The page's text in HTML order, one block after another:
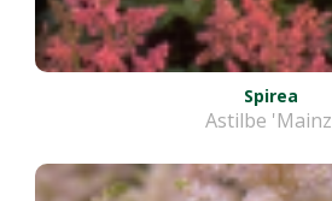
Spirea
Astilbe